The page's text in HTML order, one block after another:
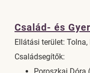
Család- és
Ellátási terület:
Családsegítők: